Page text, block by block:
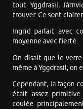
tout Yggdrasil,
trouver. Ce sont
Ingrid parlait avec
moyenne avec fierté.
On disait que le
même à Yggdrasil, on
Cependant, la façon
était assez
coulée